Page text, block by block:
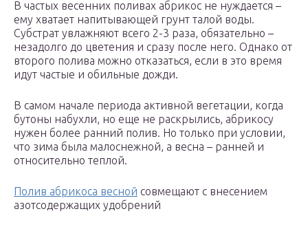
В частых весенних поливах абрикос не нуждается –
ему хватает напитывающей грунт талой воды.
Субстрат увлажняют всего 2-3 раза, обязательно –
незадолго до цветения и сразу после него. Однако от
второго полива можно отказаться, если в это время
идут частые и обильные дожди.
В самом начале периода активной вегетации, когда
бутоны набухли, но еще не раскрылись, абрикосу
нужен более ранний полив. Но только при условии,
что зима была малоснежной, а весна – ранней и
относительно теплой.
Полив абрикоса весной совмещают с внесением
азотсодержащих удобрений